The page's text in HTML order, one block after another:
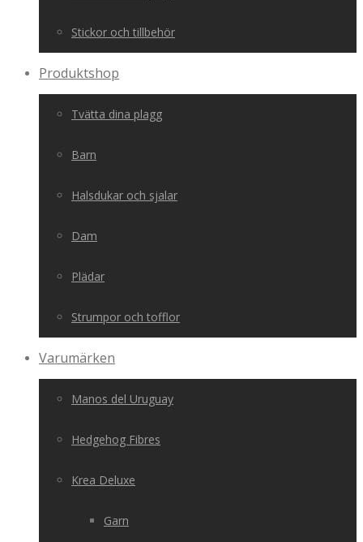
Stickor och tillbehör
Produktshop
Tvätta dina plagg
Barn
Halsdukar och sjalar
Dam
Plädar
Strumpor och tofflor
Varumärken
Manos del Uruguay
Hedgehog Fibres
Krea Deluxe
Garn